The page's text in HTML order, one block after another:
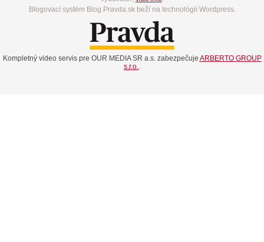
Blogovací systém Blog.Pravda.sk beží na technológií Wordpress.
Kompletný video servis pre OUR MEDIA SR a.s. zabezpečuje ARBERTO GROUP
s.r.o..